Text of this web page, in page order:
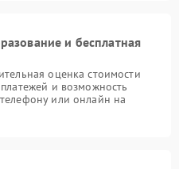
и бесплатная
оценка стоимости
и возможность
или онлайн на